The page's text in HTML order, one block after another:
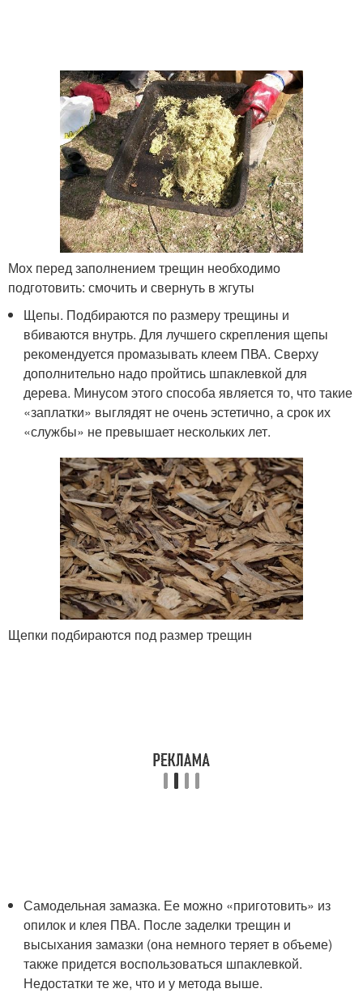
Мох перед заполнением трещин необходимо
подготовить: смочить и свернуть в жгуты
Щепы. Подбираются по размеру трещины и
вбиваются внутрь. Для лучшего скрепления щепы
рекомендуется промазывать клеем ПВА. Сверху
дополнительно надо пройтись шпаклевкой для
дерева. Минусом этого способа является то, что такие
«заплатки» выглядят не очень эстетично, а срок их
«службы» не превышает нескольких лет.
Щепки подбираются под размер трещин
Самодельная замазка. Ее можно «приготовить» из
опилок и клея ПВА. После заделки трещин и
высыхания замазки (она немного теряет в объеме)
также придется воспользоваться шпаклевкой.
Недостатки те же, что и у метода выше.